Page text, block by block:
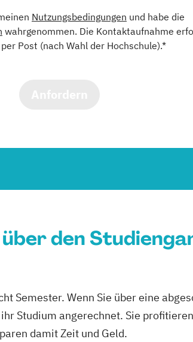
Nutzungsbedingungen und habe die
wahrgenommen. Die Kontaktaufnahme
Post (nach Wahl der Hochschule).*
den
Semester. Wenn Sie über eine
Studium angerechnet. Sie
damit Zeit und Geld.